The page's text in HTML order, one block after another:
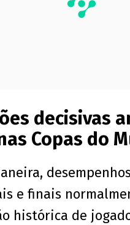
decisivas
Copas do
e finais
histórica de